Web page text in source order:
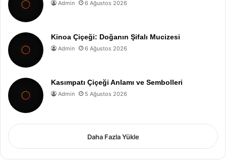
Admin 6 Ağustos 2026
Kinoa Çiçeği: Doğanın Şifalı Mucizesi
Admin 6 Ağustos 2026
Kasımpatı Çiçeği Anlamı ve Sembolleri
Admin 5 Ağustos 2026
Daha Fazla Yükle